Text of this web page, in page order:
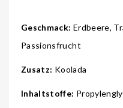
Geschmack: Erdbeere,
Passionsfrucht
Zusatz: Koolada
Inhaltstoffe: